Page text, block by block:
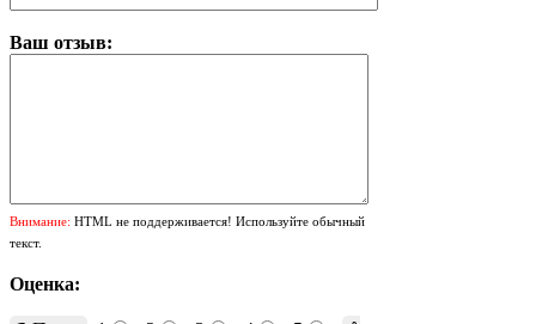
Ваш отзыв:
Внимание: HTML не поддерживается! Используйте обычный
текст.
Оценка: